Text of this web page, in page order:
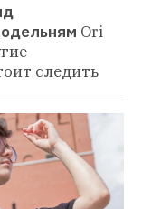
Ori
следить